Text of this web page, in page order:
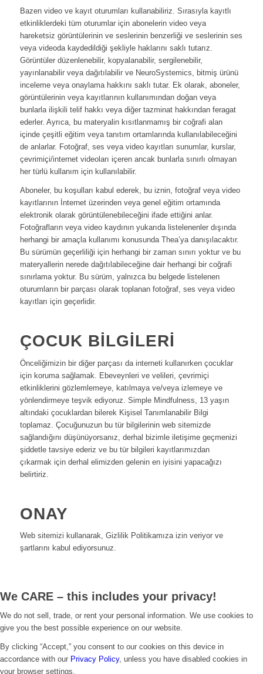
Bazen video ve kayıt oturumları kullanabiliriz. Sırasıyla kayıtlı
etkinliklerdeki tüm oturumlar için abonelerin video veya
hareketsiz görüntülerinin ve seslerinin benzerliği ve seslerinin ses
veya videoda kaydedildiği şekliyle haklarını saklı tutarız.
Görüntüler düzenlenebilir, kopyalanabilir, sergilenebilir,
yayınlanabilir veya dağıtılabilir ve NeuroSystemics, bitmiş ürünü
inceleme veya onaylama hakkını saklı tutar. Ek olarak, aboneler,
görüntülerinin veya kayıtlarının kullanımından doğan veya
bunlarla ilişkili telif hakkı veya diğer tazminat hakkından feragat
ederler. Ayrıca, bu materyalin kısıtlanmamış bir coğrafi alan
içinde çeşitli eğitim veya tanıtım ortamlarında kullanılabileceğini
de anlarlar. Fotoğraf, ses veya video kayıtları sunumlar, kurslar,
çevrimiçi/internet videoları içeren ancak bunlarla sınırlı olmayan
her türlü kullanım için kullanılabilir.
Aboneler, bu koşulları kabul ederek, bu iznin, fotoğraf veya video
kayıtlarının İnternet üzerinden veya genel eğitim ortamında
elektronik olarak görüntülenebileceğini ifade ettiğini anlar.
Fotoğrafların veya video kaydının yukarıda listelenenler dışında
herhangi bir amaçla kullanımı konusunda Thea’ya danışılacaktır.
Bu sürümün geçerliliği için herhangi bir zaman sınırı yoktur ve bu
materyallerin nerede dağıtılabileceğine dair herhangi bir coğrafi
sınırlama yoktur. Bu sürüm, yalnızca bu belgede listelenen
oturumların bir parçası olarak toplanan fotoğraf, ses veya video
kayıtları için geçerlidir.
ÇOCUK BILGILERI
Önceliğimizin bir diğer parçası da interneti kullanırken çocuklar
için koruma sağlamak. Ebeveynleri ve velileri, çevrimiçi
etkinliklerini gözlemlemeye, katılmaya ve/veya izlemeye ve
yönlendirmeye teşvik ediyoruz. Simple Mindfulness, 13 yaşın
altındaki çocuklardan bilerek Kişisel Tanımlanabilir Bilgi
toplamaz. Çocuğunuzun bu tür bilgilerinin web sitemizde
sağlandığını düşünüyorsanız, derhal bizimle iletişime geçmenizi
şiddetle tavsiye ederiz ve bu tür bilgileri kayıtlarımızdan
çıkarmak için derhal elimizden gelenin en iyisini yapacağızı
belirtiriz.
ONAY
Web sitemizi kullanarak, Gizlilik Politikamıza izin veriyor ve
şartlarını kabul ediyorsunuz.
We CARE – this includes your privacy!
We do not sell, trade, or rent your personal information. We use cookies to
give you the best possible experience on our website.
By clicking “Accept,” you consent to our cookies on this device in
accordance with our Privacy Policy, unless you have disabled cookies in
your browser settings.